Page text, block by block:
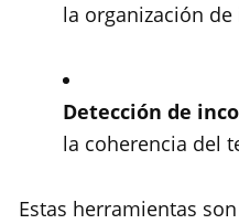
la organización de
Detección de
la coherencia del
Estas herramientas